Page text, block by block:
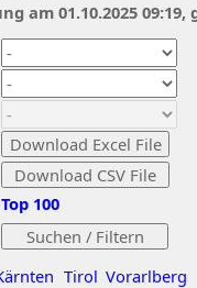
Tirol Vorarlberg
Top 100
am 01.10.2025